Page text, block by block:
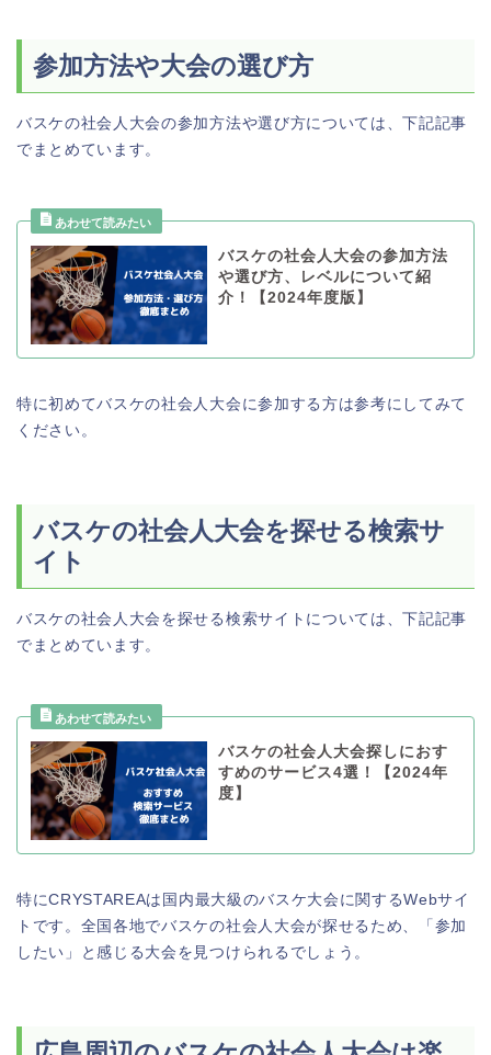
参加方法や大会の選び方
バスケの社会人大会の参加方法や選び方については、下記記事
でまとめています。
バスケの社会人大会の参加方法
や選び方、レベルについて紹
介！【2024年度版】
特に初めてバスケの社会人大会に参加する方は参考にしてみて
ください。
バスケの社会人大会を探せる検索サ
イト
バスケの社会人大会を探せる検索サイトについては、下記記事
でまとめています。
バスケの社会人大会探しにおす
すめのサービス4選！【2024年
度】
特にCRYSTAREAは国内最大級のバスケ大会に関するWebサイ
トです。全国各地でバスケの社会人大会が探せるため、「参加
したい」と感じる大会を見つけられるでしょう。